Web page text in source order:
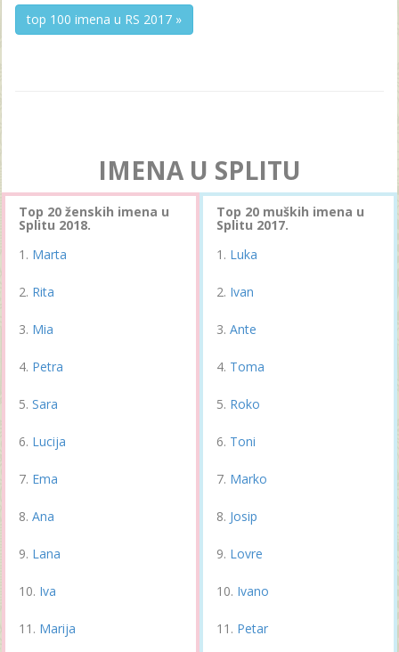
top 100 imena u RS 2017 »
IMENA U SPLITU
Top 20 ženskih imena u
Splitu 2018.
Marta
Rita
Mia
Petra
Sara
Lucija
Ema
Ana
Lana
Iva
Marija
Top 20 muških imena u
Splitu 2017.
Luka
Ivan
Ante
Toma
Roko
Toni
Marko
Josip
Lovre
Ivano
Petar